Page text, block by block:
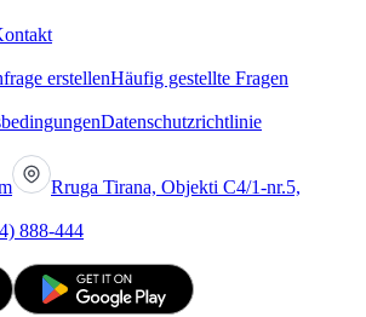
erstellenHäufig gestellte Fragen
Datenschutzrichtlinie
Rruga Tirana, Objekti C4/1-nr.5,
888-444